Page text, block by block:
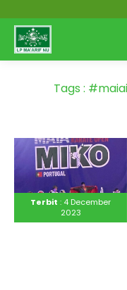
Tags :
Terbit : 4 December
2023